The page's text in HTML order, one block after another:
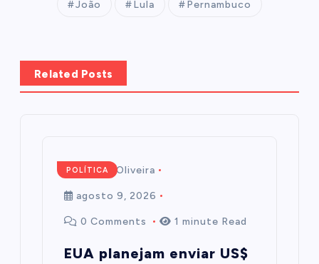
João Lula Pernambuco
Related Posts
POLÍTICA
Mairim de Oliveira
agosto 9, 2026
0 Comments 1 minute Read
EUA planejam enviar US$